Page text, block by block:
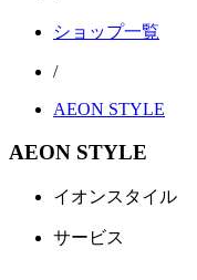
ショップ一覧
/
AEON STYLE
AEON STYLE
イオンスタイル
サービス